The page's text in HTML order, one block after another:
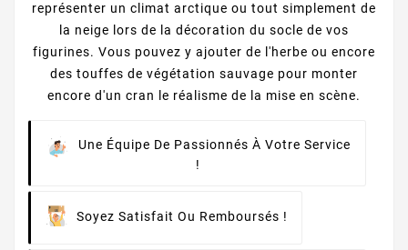
représenter un climat arctique ou tout simplement de
la neige lors de la décoration du socle de vos
figurines. Vous pouvez y ajouter de l'herbe ou encore
des touffes de végétation sauvage pour monter
encore d'un cran le réalisme de la mise en scène.
Une Équipe De Passionnés À Votre Service
!
Soyez Satisfait Ou Remboursés !